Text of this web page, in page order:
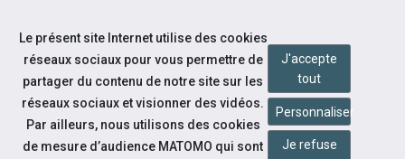
Aller au contenu
Le présent site Internet utilise des cookies
réseaux sociaux pour vous permettre de
partager du contenu de notre site sur les
réseaux sociaux et visionner des vidéos.
Par ailleurs, nous utilisons des cookies
de mesure d’audience MATOMO qui sont
J'accepte
tout
Personnaliser
Je refuse